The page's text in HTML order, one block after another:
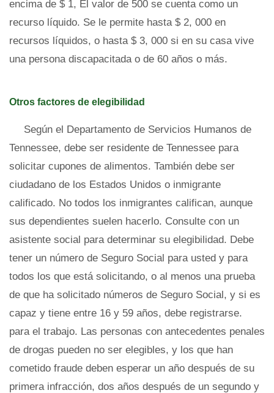
encima de $ 1, El valor de 500 se cuenta como un
recurso líquido. Se le permite hasta $ 2, 000 en
recursos líquidos, o hasta $ 3, 000 si en su casa vive
una persona discapacitada o de 60 años o más.
Otros factores de elegibilidad
Según el Departamento de Servicios Humanos de
Tennessee, debe ser residente de Tennessee para
solicitar cupones de alimentos. También debe ser
ciudadano de los Estados Unidos o inmigrante
calificado. No todos los inmigrantes califican, aunque
sus dependientes suelen hacerlo. Consulte con un
asistente social para determinar su elegibilidad. Debe
tener un número de Seguro Social para usted y para
todos los que está solicitando, o al menos una prueba
de que ha solicitado números de Seguro Social, y si es
capaz y tiene entre 16 y 59 años, debe registrarse.
para el trabajo. Las personas con antecedentes penales
de drogas pueden no ser elegibles, y los que han
cometido fraude deben esperar un año después de su
primera infracción, dos años después de un segundo y